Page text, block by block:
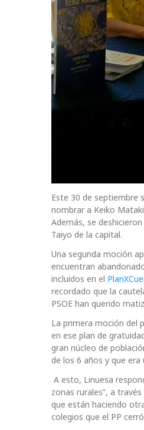
Este 30 de septiembre
nombrar a Keiko
Además, se
Taiyo de la capital.
Una segunda moción
encuentran
incluidos en el
recordado que la
PSOE han querido
La primera moción del
en ese plan de
gran núcleo de
de los 6 años y que
A esto, Linuesa
zonas rurales”, a
que están haciendo
colegios que el PP